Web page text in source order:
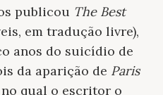
publicou The Best
em tradução livre),
anos do suicídio de
da aparição de Paris
qual o escritor o